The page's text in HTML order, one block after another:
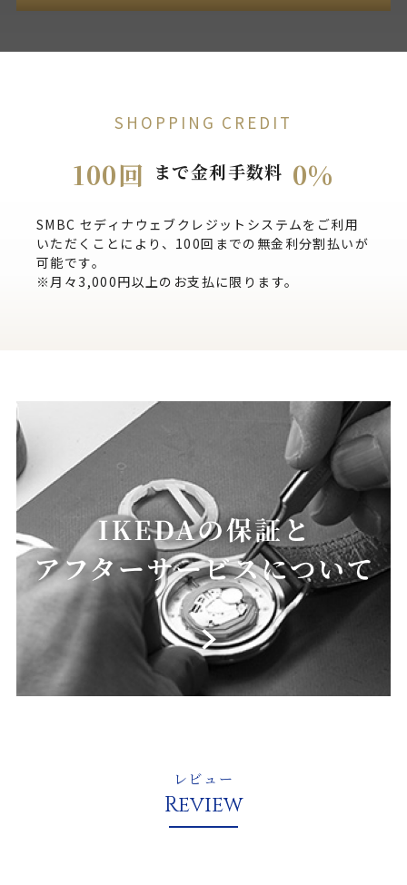
SHOPPING CREDIT
100回 まで金利手数料 0%
SMBC セディナウェブクレジットシステムをご利用
いただくことにより、100回までの無金利分割払いが
可能です。
※月々3,000円以上のお支払に限ります。
レビュー
Review